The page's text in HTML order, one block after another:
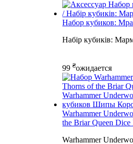
Набор кубиков:
Набір кубиків:
99₴ожидается
Warhammer
the Briar Queen Dice
Warhammer